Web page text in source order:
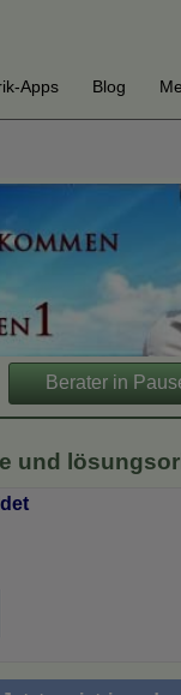
Apps Blog
Berater in
und